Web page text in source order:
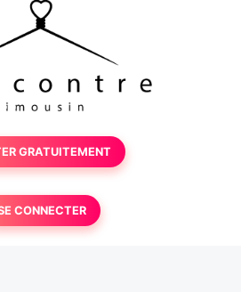
GRATUITEMENT
CONNECTER